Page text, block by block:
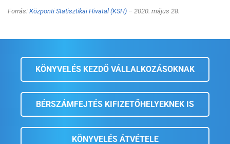
Forrás: Központi Statisztikai Hivatal (KSH) – 2020. május 28.
KÖNYVELÉS KEZDŐ VÁLLALKOZÁSOKNAK
BÉRSZÁMFEJTÉS KIFIZETŐHELYEKNEK IS
KÖNYVELÉS ÁTVÉTELE